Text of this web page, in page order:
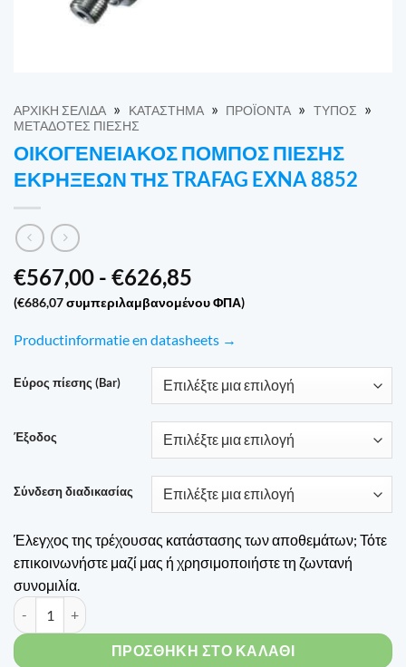
ΑΡΧΙΚΉ ΣΕΛΊΔΑ » ΚΑΤΆΣΤΗΜΑ » ΠΡΟΪΌΝΤΑ » ΤΎΠΟΣ »
ΜΕΤΑΔΌΤΕΣ ΠΊΕΣΗΣ
ΟΙΚΟΓΕΝΕΙΑΚΌΣ ΠΟΜΠΌΣ ΠΊΕΣΗΣ
ΕΚΡΉΞΕΩΝ ΤΗΣ TRAFAG EXNA 8852
€567,00 - €626,85
τιμών:
έως
€626,85
(€686,07συμπεριλαμβανομένου ΦΠΑ)
Productinformatie en datasheets →
Εύρος πίεσης (Bar)
Έξοδος
Σύνδεση διαδικασίας
Έλεγχος της τρέχουσας κατάστασης των αποθεμάτων; Τότε
επικοινωνήστε μαζί μας ή χρησιμοποιήστε τη ζωντανή
συνομιλία.
Trafag Explosieveilie druktransmitter EXNA 8852 ποσότητα
ΠΡΟΣΘΉΚΗ ΣΤΟ ΚΑΛΆΘΙ